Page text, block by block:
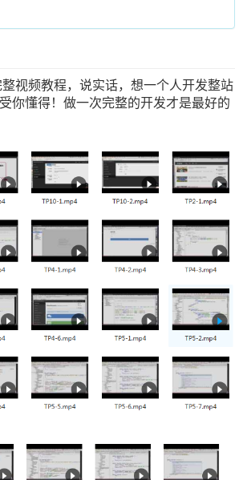
视频教程，说实话，想一个人开发整站
你懂得！做一次完整的开发才是最好的